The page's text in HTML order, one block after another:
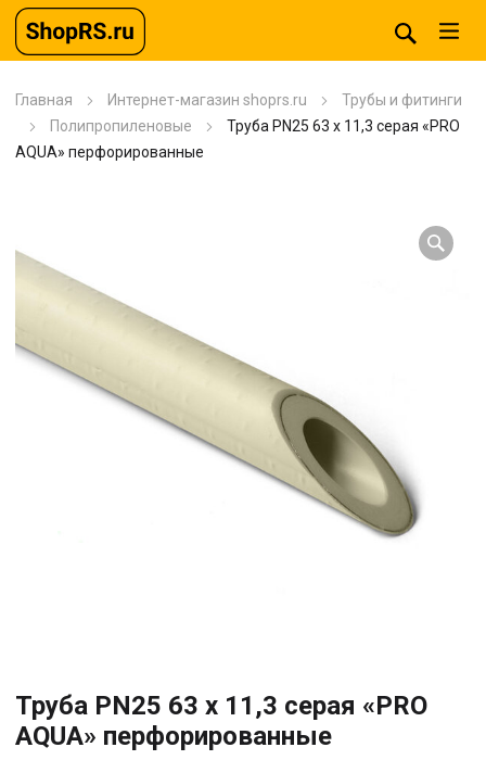
Главная Интернет-магазин shoprs.ru
Трубы и фитинги
Полипропиленовые
Труба PN25 63 x 11,3 серая «PRO
AQUA» перфорированные
Труба PN25 63 x 11,3 серая «PRO
AQUA» перфорированные